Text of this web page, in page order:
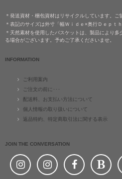
＊発送資材・梱包資材はリサイクルしています。ご
＊表記のサイズは外寸「幅Ｗｉｄｅ×奥行Ｄｅｐｔ
＊天然素材を使用したバスケットは、製品により
る場合がございます。予めご了承くださいませ。
INFORMATION
ご利用案内
ご注文の前に･･･
配送料、お支払い方法について
個人情報の取り扱いについて
返品特約、特定商取引法に関する表示
JOIN THE CONVERSATION